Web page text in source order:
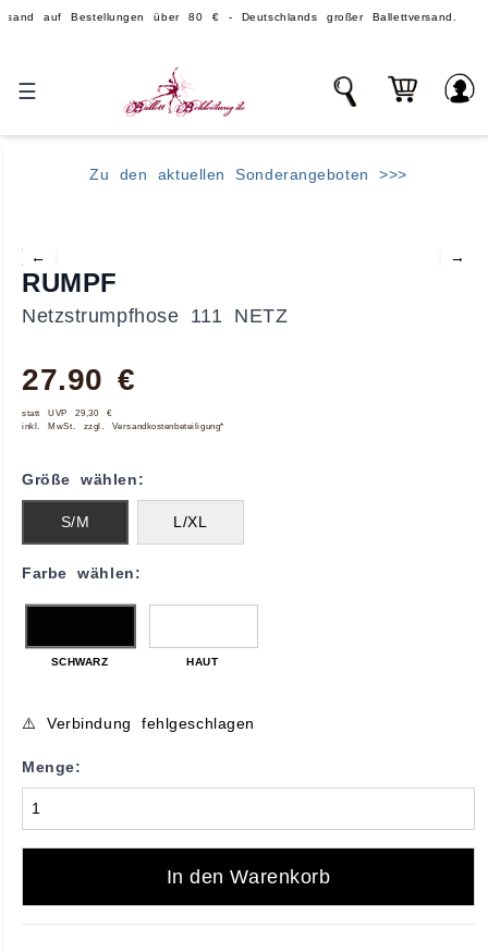
auf Bestellungen über 80 € - Deutschlands großer Ballettversand.
☰
Zu den aktuellen Sonderangeboten >>>
← →
RUMPF
Netzstrumpfhose 111 NETZ
27.90 €
statt UVP 29,30 €
inkl. MwSt. zzgl. Versandkostenbeteiligung*
Größe wählen:
S/M L/XL
Farbe wählen:
SCHWARZ HAUT
⚠️ Verbindung fehlgeschlagen
Menge:
In den Warenkorb